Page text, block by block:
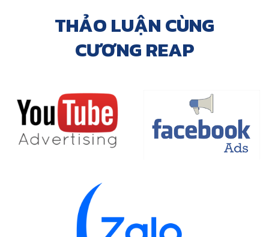
THẢO LUẬN CÙNG
CƯƠNG REAP